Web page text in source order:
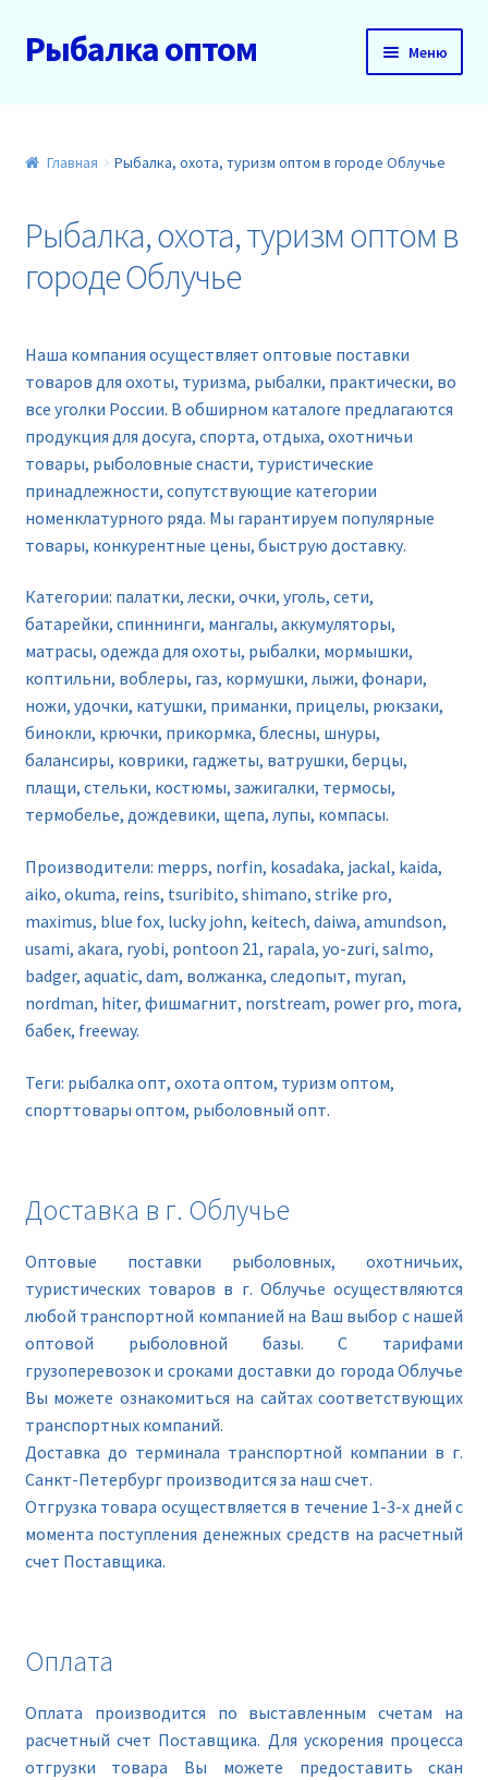
Перейти
к
Перейти
к
Рыбалка оптом Меню
О нас
Доставка и оплата
Акции
Прайс
Контакты
Главная Рыбалка, охота, туризм оптом в городе Облучье
Рыбалка, охота, туризм оптом в
городе Облучье
Наша компания осуществляет оптовые поставки
товаров для охоты, туризма, рыбалки, практически, во
все уголки России. В обширном каталоге предлагаются
продукция для досуга, спорта, отдыха, охотничьи
товары, рыболовные снасти, туристические
принадлежности, сопутствующие категории
номенклатурного ряда. Мы гарантируем популярные
товары, конкурентные цены, быструю доставку.
Категории: палатки, лески, очки, уголь, сети,
батарейки, спиннинги, мангалы, аккумуляторы,
матрасы, одежда для охоты, рыбалки, мормышки,
коптильни, воблеры, газ, кормушки, лыжи, фонари,
ножи, удочки, катушки, приманки, прицелы, рюкзаки,
бинокли, крючки, прикормка, блесны, шнуры,
балансиры, коврики, гаджеты, ватрушки, берцы,
плащи, стельки, костюмы, зажигалки, термосы,
термобелье, дождевики, щепа, лупы, компасы.
Производители: mepps, norfin, kosadaka, jackal, kaida,
aiko, okuma, reins, tsuribito, shimano, strike pro,
maximus, blue fox, lucky john, keitech, daiwa, amundson,
usami, akara, ryobi, pontoon 21, rapala, yo-zuri, salmo,
badger, aquatic, dam, волжанка, следопыт, myran,
nordman, hiter, фишмагнит, norstream, power pro, mora,
бабек, freeway.
Теги: рыбалка опт, охота оптом, туризм оптом,
спорттовары оптом, рыболовный опт.
Доставка в г. Облучье
Оптовые поставки рыболовных, охотничьих,
туристических товаров в г. Облучье осуществляются
любой транспортной компанией на Ваш выбор с нашей
оптовой рыболовной базы. С тарифами
грузоперевозок и сроками доставки до города Облучье
Вы можете ознакомиться на сайтах соответствующих
транспортных компаний.
Доставка до терминала транспортной компании в г.
Санкт-Петербург производится за наш счет.
Отгрузка товара осуществляется в течение 1-3-х дней с
момента поступления денежных средств на расчетный
счет Поставщика.
Оплата
Оплата производится по выставленным счетам на
расчетный счет Поставщика. Для ускорения процесса
отгрузки товара Вы можете предоставить скан